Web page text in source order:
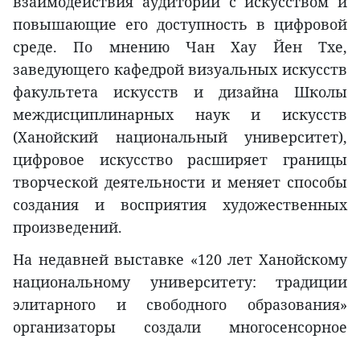
повышающие его доступность в цифровой
среде. По мнению Чан Хау Йен Тхе,
заведующего кафедрой визуальных искусств
факультета искусств и дизайна Школы
междисциплинарных наук и искусств
(Ханойский национальный университет),
цифровое искусство расширяет границы
творческой деятельности и меняет способы
создания и восприятия художественных
произведений.
На недавней выставке «120 лет Ханойскому
национальному университету: традиции
элитарного и свободного образования»
организаторы создали многосенсорное